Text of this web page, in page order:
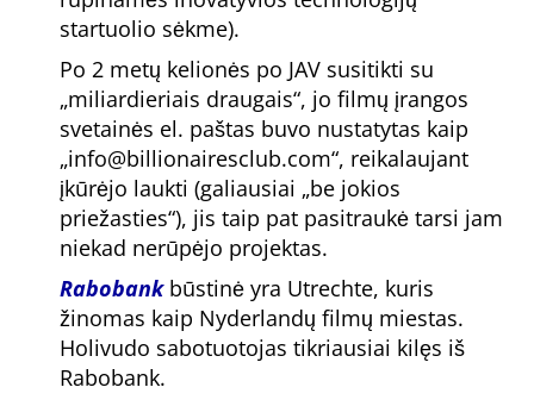
startuolio sėkme).
Po 2 metų kelionės po JAV susitikti su
miliardieriais draugais , jo filmų įrangos
svetainės el. paštas buvo nustatytas kaip
info@billionairesclub.com , reikalaujant
įkūrėjo laukti (galiausiai
be jokios
priežasties ), jis taip pat pasitraukė tarsi jam
niekad nerūpėjo projektas.
Rabobankbūstinė yra Utrechte, kuris
žinomas kaip Nyderlandų filmų miestas.
Holivudo sabotuotojas tikriausiai kilęs iš
Rabobank.